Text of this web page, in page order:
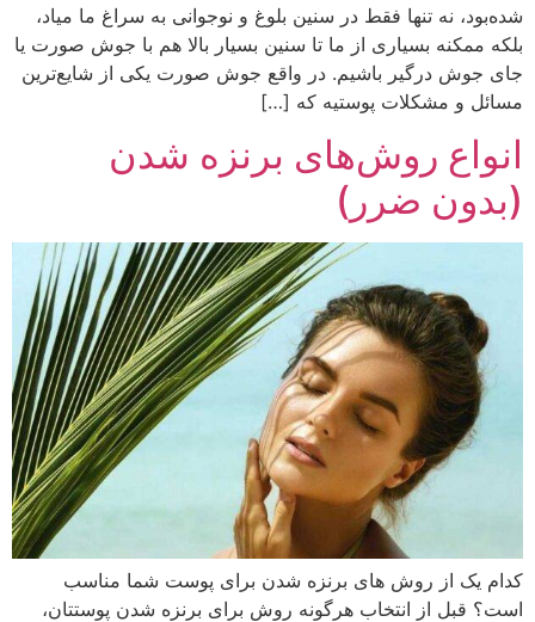
شده‌بود، نه تنها فقط در سنین بلوغ و نوجوانی به سراغ ما میاد،
بلکه ممکنه بسیاری از ما تا سنین بسیار بالا هم با جوش صورت یا
جای جوش درگیر باشیم. در واقع جوش صورت یکی از شایع‌ترین
مسائل و مشکلات پوستیه که […]
انواع روش‌های برنزه شدن
(بدون ضرر)
کدام یک از روش‌ های برنزه شدن برای پوست شما مناسب
است؟ قبل از انتخاب هرگونه روش برای برنزه شدن پوستتان،